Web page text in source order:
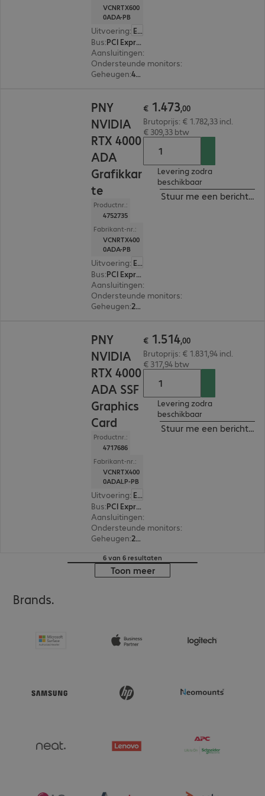
VCNRTX600
0ADA-PB
Uitvoering: Europa
Bus:
PCI Express x16
Aansluitingen:
Ondersteunde monitors:
Geheugen: 48 GB
PNY
NVIDIA
RTX 4000
ADA
Grafikkar
te
Productnr.:
4752735
Fabrikant-nr.:
VCNRTX400
0ADA-PB
Uitvoering: Europa
Bus:
PCI Express x16
Aansluitingen:
Ondersteunde monitors:
Geheugen: 20 GB
€ 1.473,00
Brutoprijs: € 1.782,33 incl.
€ 309,33 btw
Levering zodra
beschikbaar
Stuur me een bericht
PNY
NVIDIA
RTX 4000
ADA SSF
Graphics
Card
Productnr.:
4717686
Fabrikant-nr.:
VCNRTX400
0ADALP-PB
Uitvoering: Europa
Bus:
PCI Express x16
Aansluitingen:
Ondersteunde monitors:
Geheugen: 20 GB
€ 1.514,00
Brutoprijs: € 1.831,94 incl.
€ 317,94 btw
Levering zodra
beschikbaar
Stuur me een bericht
6 van 6 resultaten
Toon meer
Brands.